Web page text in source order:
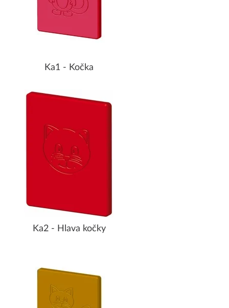
Ka1 - Kočka
Ka2 - Hlava kočky